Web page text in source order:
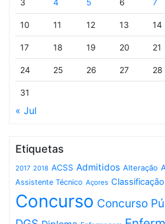
3 4 5 6 7
10 11 12 13 14
17 18 19 20 21
24 25 26 27 28
31
« Jul
Etiquetas
2017 2018 ACSS Admitidos Alteração
Assistente Técnico Açores Classificação
Concurso Concurso